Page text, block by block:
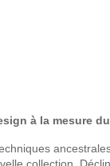
à la mesure